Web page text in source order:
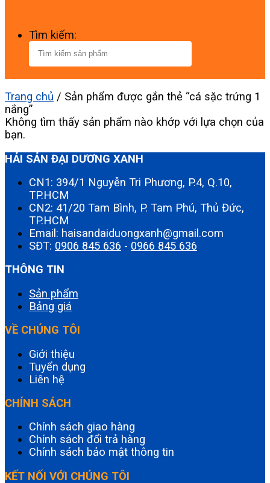
Tìm kiếm:
Trang chủ / Sản phẩm được gắn thẻ “cá sặc trứng 1
nắng”
Không tìm thấy sản phẩm nào khớp với lựa chọn của
bạn.
HẢI SẢN ĐẠI DƯƠNG XANH
CN1: 394/1 Nguyễn Tri Phương, P.4, Q.10,
TP.HCM
CN2: 41/20 Tam Bình, P. Tam Phú, Thủ Đức,
TP.HCM
Email: haisandaiduongxanh@gmail.com
SĐT: 0906 845 636 - 0966 845 636
THÔNG TIN
Sản phẩm
Bảng giá
VỀ CHÚNG TÔI
Giới thiệu
Tuyển dụng
Liên hệ
CHÍNH SÁCH
Chính sách giao hàng
Chính sách đổi trả hàng
Chính sách bảo mật thông tin
KẾT NỐI VỚI CHÚNG TÔI